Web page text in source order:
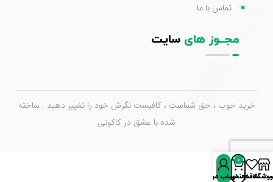
تماس با ما
مجــوز های سایت
خرید خوب ، حق شماست ، کافیست نگرش خود را تغییر دهید . ساخته
شده با عشق در کاکوتی
علاقه‌مندی‌ها
0
سبد خرید
حساب من